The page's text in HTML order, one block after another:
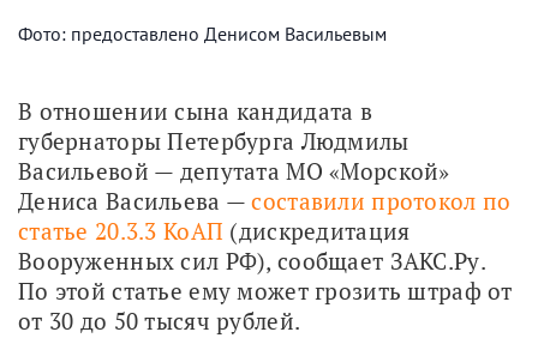
Фото: предоставлено Денисом Васильевым
В отношении сына кандидата в
губернаторы Петербурга Людмилы
Васильевой — депутата МО «Морской»
Дениса Васильева — составили протокол по
статье 20.3.3 КоАП (дискредитация
Вооруженных сил РФ), сообщает ЗАКС.Ру.
По этой статье ему может грозить штраф от
от 30 до 50 тысяч рублей.